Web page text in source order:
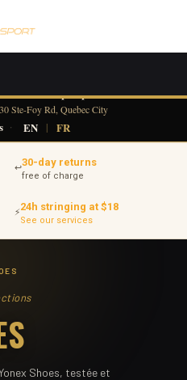
info@tennisprosport.com
Ste-Foy Rd, Quebec City
· EN | FR
↩30-day returns
free of charge
⚡24h stringing at $18
See our services
Shoes, testée et